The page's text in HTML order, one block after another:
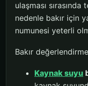
ulaşması
nedenle bakır için
numunesi yeterli
Bakır
Kaynak suyu